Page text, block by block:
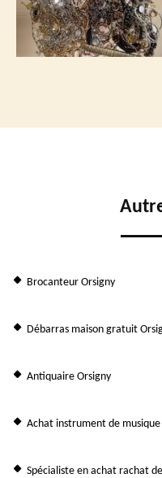
Brocanteur Orsigny
Débarras maison gratuit
Antiquaire Orsigny
Achat instrument de musique
Spécialiste en achat rachat